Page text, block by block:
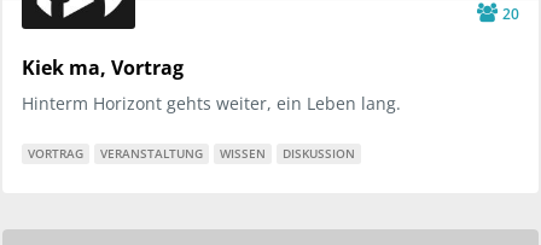
20
Kiek ma, Vortrag
Hinterm Horizont gehts weiter, ein Leben lang.
VORTRAG VERANSTALTUNG WISSEN DISKUSSION